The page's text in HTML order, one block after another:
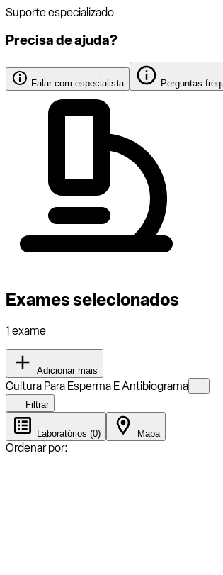
Suporte especializado
Precisa de ajuda?
Falar com especialista Perguntas
Exames selecionados
1 exame
Adicionar mais
Cultura Para Esperma E Antibiograma
Filtrar
Laboratórios (0) Mapa
Ordenar por: